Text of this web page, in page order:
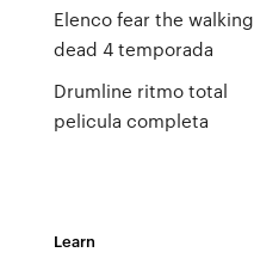
Elenco fear the walking
dead 4 temporada
Drumline ritmo total
pelicula completa
Learn